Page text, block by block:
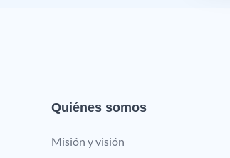
Quiénes somos
Misión y visión